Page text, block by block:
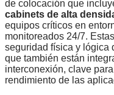
de colocación que
cabinets de alta
equipos críticos en
monitoreados 24/7.
seguridad física y lógica
que también están
interconexión, clave
rendimiento de las